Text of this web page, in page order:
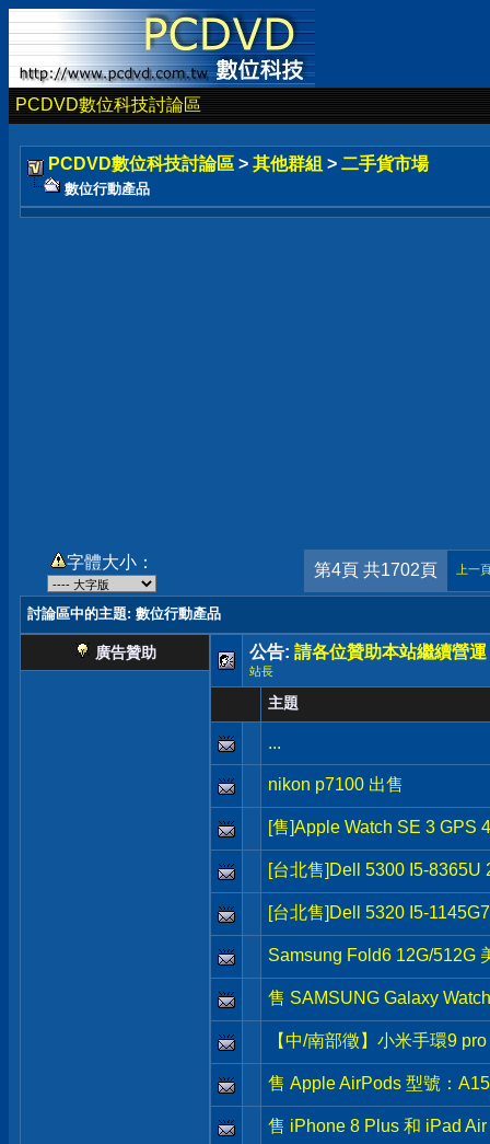
PCDVD數位科技討論區
PCDVD數位科技討論區 > 其他群組 > 二手貨市場
數位行動產品
字體大小： 第4頁 共1702頁 上一
討論區中的主題: 數位行動產品
廣告贊助 公告: 請各位贊助本站繼續營運
站長
主題
...
nikon p7100 出售
[售]Apple Watch SE 3 GPS
[台北售]Dell 5300 I5-8365U
[台北售]Dell 5320 I5-
Samsung Fold6 12G/512G
售 SAMSUNG Galaxy
【中/南部徵】小米手環9 pro
售 Apple AirPods 型號：
售 iPhone 8 Plus 和 iPad